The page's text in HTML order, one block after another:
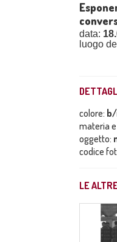
data:
luogo
colore:
materia
oggetto:
codice
LE